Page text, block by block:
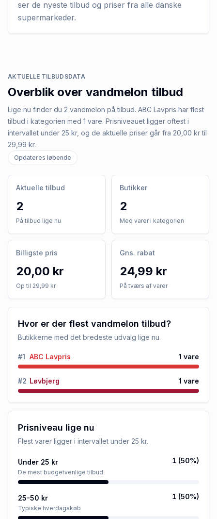
ser de nyeste tilbud og priser fra alle danske
supermarkeder.
AKTUELLE TILBUDSDATA
Overblik over vandmelon tilbud
Lige nu finder du 2 vandmelon på tilbud. ABC Lavpris har flest
tilbud i kategorien med 1 vare. Prisniveauet ligger oftest i
intervallet under 25 kr, og de aktuelle priser går fra 20,00 kr til
29,99 kr.
Opdateres løbende
Aktuelle tilbud
2
På tilbud lige nu
Butikker
2
Med varer i kategorien
Billigste pris
20,00 kr
Op til 29,99 kr
Gns. rabat
24,99 kr
På tværs af varer
Hvor er der flest vandmelon tilbud?
Butikkerne med det bredeste udvalg lige nu.
#1 ABC Lavpris 1 vare
#2 Løvbjerg 1 vare
Prisniveau lige nu
Flest varer ligger i intervallet under 25 kr.
Under 25 kr
De mest budgetvenlige tilbud
1 (50%)
25-50 kr
Typiske hverdagskøb
1 (50%)